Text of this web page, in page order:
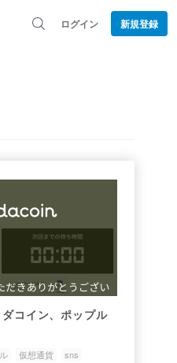
ログイン 新規登録
コイン、ポップル
仮想通貨 sns